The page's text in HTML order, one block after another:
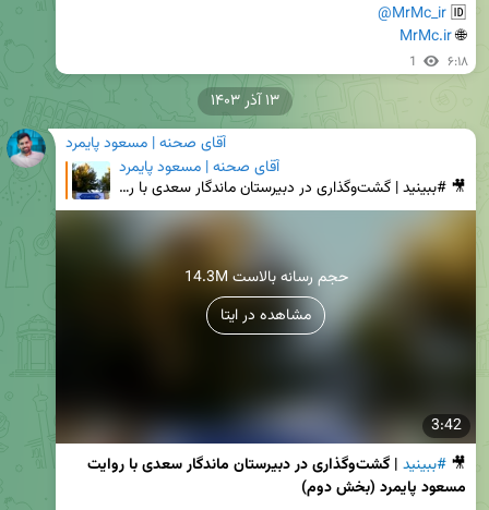
🆔
@MrMc_ir
🌐
MrMc.ir
1 ۶:۱۸
آقای صحنه | مسعود پایمرد
آقای صحنه | مسعود پایمرد
🎥 #ببینید | گشت‌وگذاری در دبیرستان ماندگار سعدی با روایت مسعود پایمرد (بخش اول) 🍃 #دبیرستان_سعدی از
3:42
14.3M حجم رسانه بالاست
مشاهده در ایتا
🎥 #ببینید
مسعود پایمرد (بخش دوم)
۱۳ آذر ۱۴۰۳